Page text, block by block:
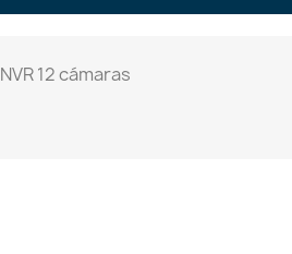
NVR 12 cámaras